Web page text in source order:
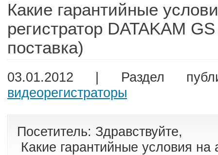
Какие гарантийные
регистратор DATAKAM
поставка)
03.01.2012 | Раздел
видеорегистраторы
Посетитель: Здравствуйте,
Какие гарантийные условия